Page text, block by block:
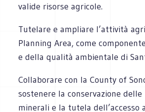
valide risorse agricole.
Tutelare e ampliare l’attività
Planning Area, come
e della qualità ambientale di
Collaborare con la County of
sostenere la conservazione delle
minerali e la tutela dell’accesso